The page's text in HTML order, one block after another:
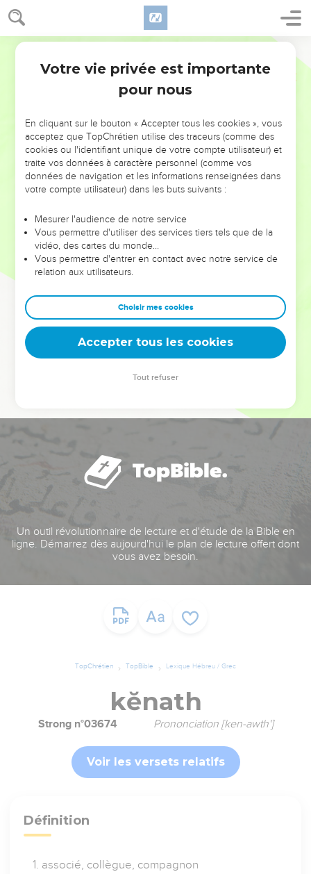
NE MANQUEZ PAS L’ÉVÉNEMENT
DE L’ANNÉE !
ET SI LEURS ERREURS POUVAIENT VOUS ÉVITER LES
VOTRES ?
leur foi ou leur vision. Mais on voit moins les doutes, les erreurs
et les saisons difficiles qu'ils ont traversés, alors même que ce
sont elles qui les ont façonnés.
Dans cette conférence, leaders, entrepreneurs, et responsables
clés pour avancer avec plus de sagesse afin que leurs erreurs
deviennent vos tremplins. Que vous guidiez un ministère, une
équipe, un groupe ou une famille, leur expérience est faite
Un outil révolutionnaire de lecture et d'étude de la Bible en
ligne. Démarrez dès aujourd'hui le plan de lecture offert dont
vous avez besoin.
TopChrétien TopBible Lexique Hébreu / Grec
kĕnath
Strong n°03674 Prononciation [ken-awth']
Voir les versets relatifs
Définition
associé, collègue, compagnon
Votre vie privée est importante
pour nous
En cliquant sur le bouton « Accepter tous les cookies », vous
acceptez que TopChrétien utilise des traceurs (comme des
cookies ou l'identifiant unique de votre compte utilisateur) et
traite vos données à caractère personnel (comme vos
données de navigation et les informations renseignées dans
votre compte utilisateur) dans les buts suivants :
Mesurer l'audience de notre service
Vous permettre d'utiliser des services tiers tels que de la
vidéo, des cartes du monde…
Vous permettre d'entrer en contact avec notre service de
relation aux utilisateurs.
Choisir mes cookies
Accepter tous les cookies
Tout refuser